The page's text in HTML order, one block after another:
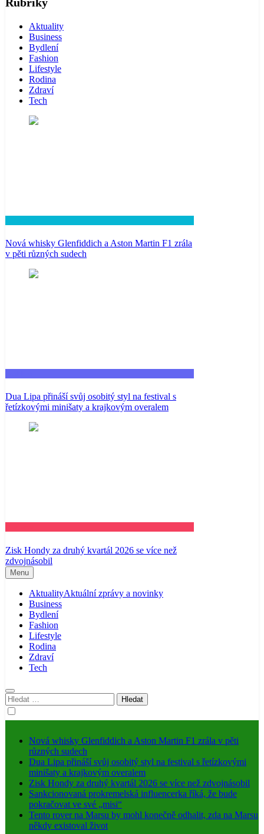
Aktuality
Business
Bydlení
Fashion
Lifestyle
Rodina
Zdraví
Tech
Nová whisky Glenfiddich a Aston Martin F1 zrála
v pěti různých sudech
Dua Lipa přináší svůj osobitý styl na festival s
řetízkovými minišaty a krajkovým overalem
Zisk Hondy za druhý kvartál 2026 se více než
zdvojnásobil
Menu
AktualityAktuální zprávy a novinky
Business
Bydlení
Fashion
Lifestyle
Rodina
Zdraví
Tech
Vyhledávání
Nová whisky Glenfiddich a Aston Martin F1 zrála v pěti
různých sudech
Dua Lipa přináší svůj osobitý styl na festival s řetízkovými
minišaty a krajkovým overalem
Zisk Hondy za druhý kvartál 2026 se více než zdvojnásobil
Sankcionovaná prokremelská influencerka říká, že bude
pokračovat ve své „misi“
Tento rover na Marsu by mohl konečně odhalit, zda na Marsu
někdy existoval život